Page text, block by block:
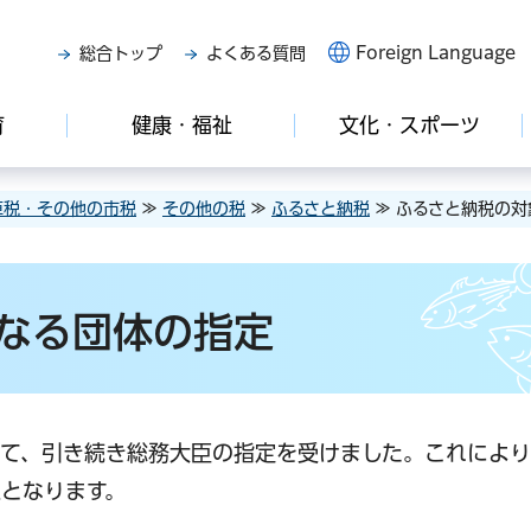
総合トップ よくある質問 Foreign Language
健康・福祉 文化・スポーツ
・その他の市税 ≫ その他の税 ≫ ふるさと納税 ≫ ふるさと納税の対
る団体の指定
、引き続き総務大臣の指定を受けました。これによ
なります。